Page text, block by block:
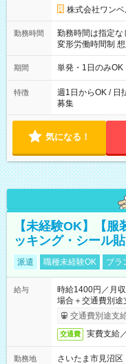
株式会社ワン
勤務時間
勤務時間は指定な
変形労働時間制 想定労働時
～21：00
期間 単発・1日のみOK
特徴
週1日からOK / 日
募集
気になる！
【未経験OK】【
ッキング・シール
派遣 職種未経験OK ブラ
給与
時給1400円／月
場合＋交通費別途
交通費別途支
交通費 実費支給
勤務地
さいたま市見沼区